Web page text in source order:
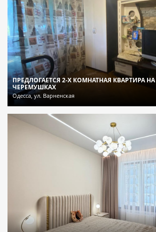
ПРЕДЛОГАЕТСЯ 2-Х КОМНАТНАЯ КВАРТИРА НА
ЧЕРЕМУШКАХ
Одесса, ул. Варненская